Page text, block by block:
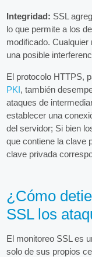
Integridad: SSL
lo que permite a los
modificado.
una posible
El protocolo HTTPS,
PKI, también
ataques de
establecer una
del servidor; Si bien
que contiene la clave
clave privada
¿Cómo
SSL los
El monitoreo SSL es
solo de sus propios